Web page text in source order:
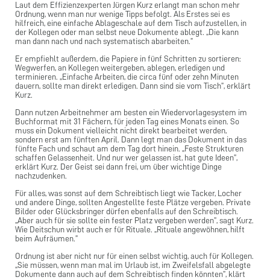
Laut dem Effizienzexperten Jürgen Kurz erlangt man schon mehr
Ordnung, wenn man nur wenige Tipps befolgt. Als Erstes sei es
hilfreich, eine einfache Ablageschale auf dem Tisch aufzustellen, in
der Kollegen oder man selbst neue Dokumente ablegt. „Die kann
man dann nach und nach systematisch abarbeiten.”
Er empfiehlt außerdem, die Papiere in fünf Schritten zu sortieren:
Wegwerfen, an Kollegen weitergeben, ablegen, erledigen und
terminieren. „Einfache Arbeiten, die circa fünf oder zehn Minuten
dauern, sollte man direkt erledigen. Dann sind sie vom Tisch”, erklärt
Kurz.
Dann nutzen Arbeitnehmer am besten ein Wiedervorlagesystem im
Buchformat mit 31 Fächern, für jeden Tag eines Monats einen. So
muss ein Dokument vielleicht nicht direkt bearbeitet werden,
sondern erst am fünften April. Dann legt man das Dokument in das
fünfte Fach und schaut am dem Tag dort hinein. „Feste Strukturen
schaffen Gelassenheit. Und nur wer gelassen ist, hat gute Ideen”,
erklärt Kurz. Der Geist sei dann frei, um über wichtige Dinge
nachzudenken.
Für alles, was sonst auf dem Schreibtisch liegt wie Tacker, Locher
und andere Dinge, sollten Angestellte feste Plätze vergeben. Private
Bilder oder Glücksbringer dürfen ebenfalls auf den Schreibtisch.
„Aber auch für sie sollte ein fester Platz vergeben werden”, sagt Kurz.
Wie Deitschun wirbt auch er für Rituale. „Rituale angewöhnen, hilft
beim Aufräumen.”
Ordnung ist aber nicht nur für einen selbst wichtig, auch für Kollegen.
„Sie müssen, wenn man mal im Urlaub ist, im Zweifelsfall abgelegte
Dokumente dann auch auf dem Schreibtisch finden könnten”, klärt